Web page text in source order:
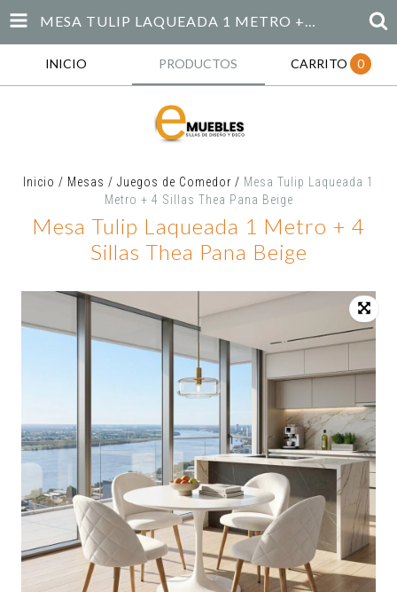
MESA TULIP LAQUEADA 1 METRO + 4 SILLAS THEA PANA BEIGE
INICIO PRODUCTOS CARRITO 0
Inicio / Mesas / Juegos de Comedor / Mesa Tulip Laqueada 1
Metro + 4 Sillas Thea Pana Beige
Mesa Tulip Laqueada 1 Metro + 4
Sillas Thea Pana Beige